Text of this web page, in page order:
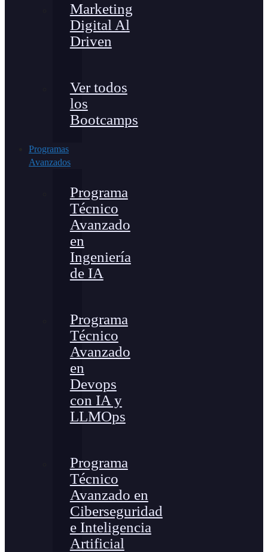
Marketing
Digital Al
Driven
Ver todos
los
Bootcamps
Programas
Avanzados
Programa
Técnico
Avanzado
en
Ingeniería
de IA
Programa
Técnico
Avanzado
en
Devops
con IA y
LLMOps
Programa
Técnico
Avanzado en
Ciberseguridad
e Inteligencia
Artificial